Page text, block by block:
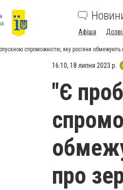
Афіша
спроможністю, яку росіяни обмежують
16:10, 18 липня 2023 р.
"Є
про